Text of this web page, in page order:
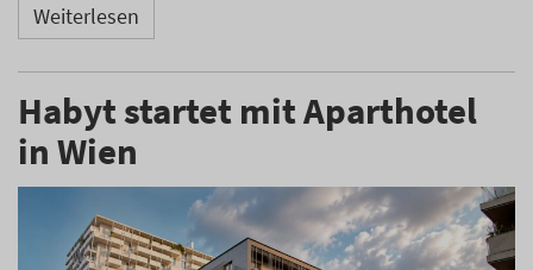
Weiterlesen
Habyt startet mit Aparthotel
in Wien